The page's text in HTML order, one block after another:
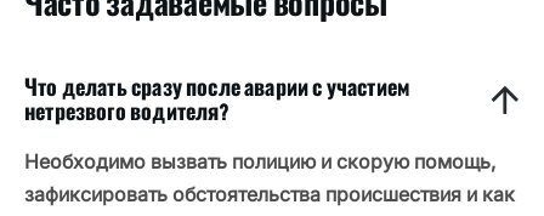
Что делать сразу после аварии с участием
нетрезвого водителя?
Необходимо вызвать полицию и скорую помощь,
зафиксировать обстоятельства происшествия и как